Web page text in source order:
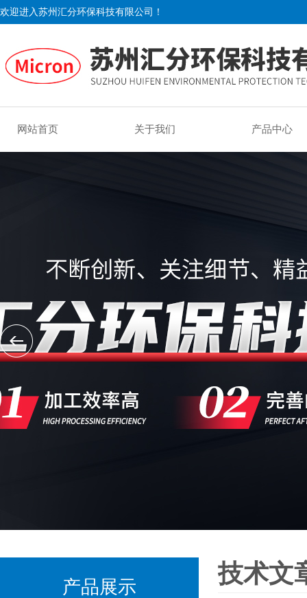
欢迎进入苏州汇分环保科技有限公司！
网站首页 关于我们 产品中心
产品展示 技术文